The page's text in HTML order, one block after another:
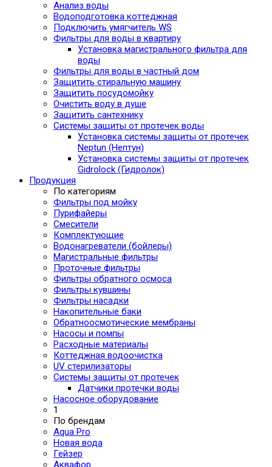
Анализ воды
Водоподготовка коттеджная
Подключить умягчитель WS
Фильтры для воды в квартиру
Установка магистрального фильтра для
воды
Фильтры для воды в частный дом
Защитить стиральную машину
Защитить посудомойку
Очистить воду в душе
Защитить сантехнику
Системы защиты от протечек воды
Установка системы защиты от протечек
Neptun (Нептун)
Установка системы защиты от протечек
Gidrolock (Гидролок)
Продукция
По категориям
Фильтры под мойку
Пурифайеры
Смесители
Комплектующие
Водонагреватели (бойлеры)
Магистральные фильтры
Проточные фильтры
Фильтры обратного осмоса
Фильтры кувшины
Фильтры насадки
Накопительные баки
Обратноосмотические мембраны
Насосы и помпы
Расходные материалы
Коттеджная водоочистка
UV стерилизаторы
Системы защиты от протечек
Датчики протечки воды
Насосное оборудование
1
По брендам
Aqua Pro
Новая вода
Гейзер
Аквафор